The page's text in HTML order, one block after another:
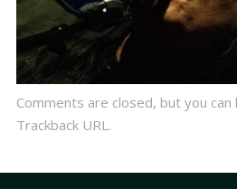
Comments are closed, but you can
Trackback URL.